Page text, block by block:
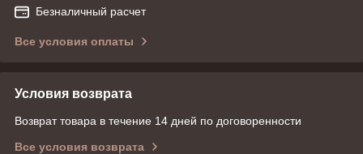
Безналичный расчет
Все условия оплаты
Условия возврата
Возврат товара в течение 14 дней по договоренности
Все условия возврата